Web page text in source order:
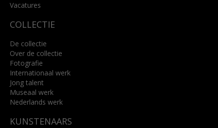
Lees meer
Vacatures
COLLECTIE
De collectie
Over de collectie
Fotografie
Internationaal werk
Jong talent
Museaal werk
Nederlands werk
KUNSTENAARS